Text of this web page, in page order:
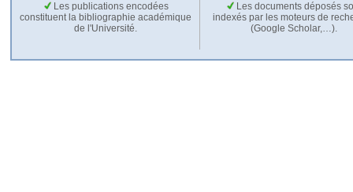
Les publications encodées
constituent la bibliographie académique
de l'Université.
Les documents déposés
indexés par les moteurs de
(Google Scholar,…).